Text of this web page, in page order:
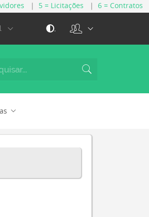
| 5 = Licitações | 6 = Contratos
.